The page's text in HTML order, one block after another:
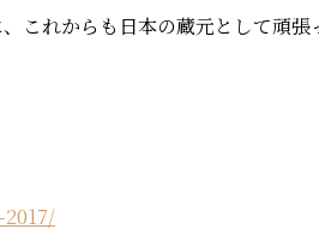
これからも日本の蔵元として頑張